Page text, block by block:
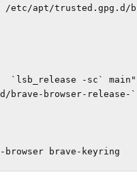
etc/apt/trusted.gpg.d/
`lsb_release -sc`
browser-
brave-keyring